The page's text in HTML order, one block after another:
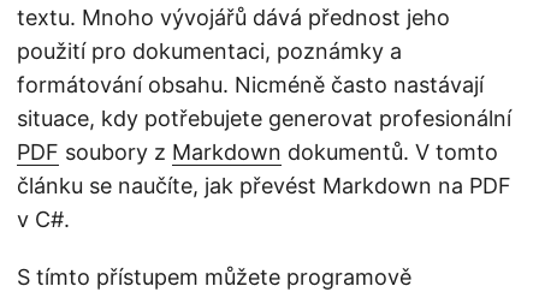
textu. Mnoho vývojářů dává přednost jeho
použití pro dokumentaci, poznámky a
formátování obsahu. Nicméně často nastávají
situace, kdy potřebujete generovat profesionální
PDF soubory z Markdown dokumentů. V tomto
článku se naučíte, jak převést Markdown na PDF
v C#.
S tímto přístupem můžete programově